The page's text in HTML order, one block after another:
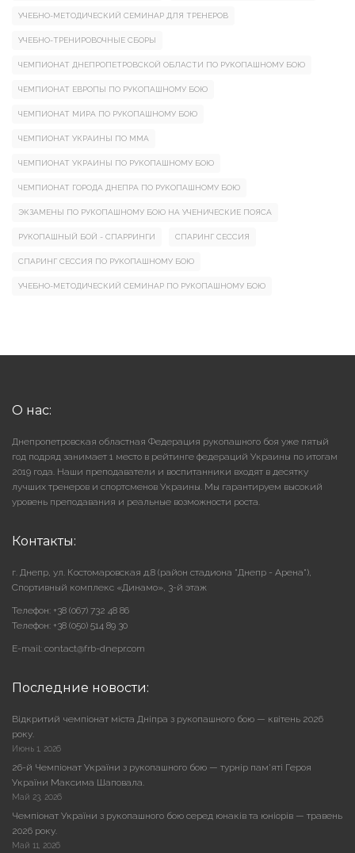
УЧЕБНО-МЕТОДИЧЕСКИЙ СЕМИНАР ДЛЯ ТРЕНЕРОВ
УЧЕБНО-ТРЕНИРОВОЧНЫЕ СБОРЫ
ЧЕМПИОНАТ ДНЕПРОПЕТРОВСКОЙ ОБЛАСТИ ПО РУКОПАШНОМУ БОЮ
ЧЕМПИОНАТ ЕВРОПЫ ПО РУКОПАШНОМУ БОЮ
ЧЕМПИОНАТ МИРА ПО РУКОПАШНОМУ БОЮ
ЧЕМПИОНАТ УКРАИНЫ ПО ММА
ЧЕМПИОНАТ УКРАИНЫ ПО РУКОПАШНОМУ БОЮ
ЧЕМПИОНАТ ГОРОДА ДНЕПРА ПО РУКОПАШНОМУ БОЮ
ЭКЗАМЕНЫ ПО РУКОПАШНОМУ БОЮ НА УЧЕНИЧЕСКИЕ ПОЯСА
РУКОПАШНЫЙ БОЙ - СПАРРИНГИ СПАРИНГ СЕССИЯ
СПАРИНГ СЕССИЯ ПО РУКОПАШНОМУ БОЮ
УЧЕБНО-МЕТОДИЧЕСКИЙ СЕМИНАР ПО РУКОПАШНОМУ БОЮ
О нас:
Днепропетровская областная Федерация рукопашного боя уже пятый
год подряд занимает 1 место в рейтинге федераций Украины по итогам
2019 года. Наши преподаватели и воспитанники входят в десятку
лучших тренеров и спортсменов Украины. Мы гарантируем высокий
уровень преподавания и реальные возможности роста.
Контакты:
г. Днепр, ул. Костомаровская д.8 (район стадиона "Днепр - Арена"),
Cпортивный комплекс «Динамо», 3-й этаж
Телефон: +38 (067) 732 48 86
Телефон: +38 (050) 514 89 30
E-mail: contact@frb-dnepr.com
Последние новости:
Відкритий чемпіонат міста Дніпра з рукопашного бою — квітень 2026
року.
Июнь 1, 2026
26-й Чемпіонат України з рукопашного бою — турнір пам’яті Героя
України Максима Шаповала.
Май 23, 2026
Чемпіонат України з рукопашного бою серед юнаків та юніорів — травень
2026 року.
Май 11, 2026